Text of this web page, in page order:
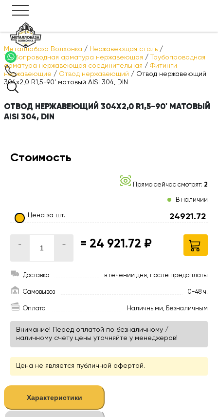
Металлобаза Волхонка / Нержавеющая сталь /
Трубопроводная арматура нержавеющая /
Трубопроводная
арматура нержавеющая соединительная / Фитинги
нержавеющие / Отвод нержавеющий / Отвод нержавеющий
304х2,0 R1,5-90' матовый AISI 304, DIN
ОТВОД НЕРЖАВЕЮЩИЙ 304Х2,0 R1,5-90' МАТОВЫЙ
AISI 304, DIN
Стоимость
Прямо сейчас смотрят: 2
В наличии
Цена за шт. 24921.72
- + = 24 921.72 ₽
Доставка в течении дня, после предоплаты
Самовывоз 0-48 ч.
Оплата Наличными, Безналичным
Внимание! Перед оплатой по безналичному /
наличному счету цены уточняйте у менеджеров!
Цена не является публичной офертой.
Характеристики